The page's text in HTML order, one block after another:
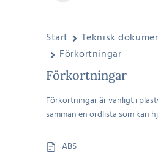
Start Teknisk
Förkortningar
Förkortningar
Förkortningar är vanligt i
samman en ordlista som kan
ABS